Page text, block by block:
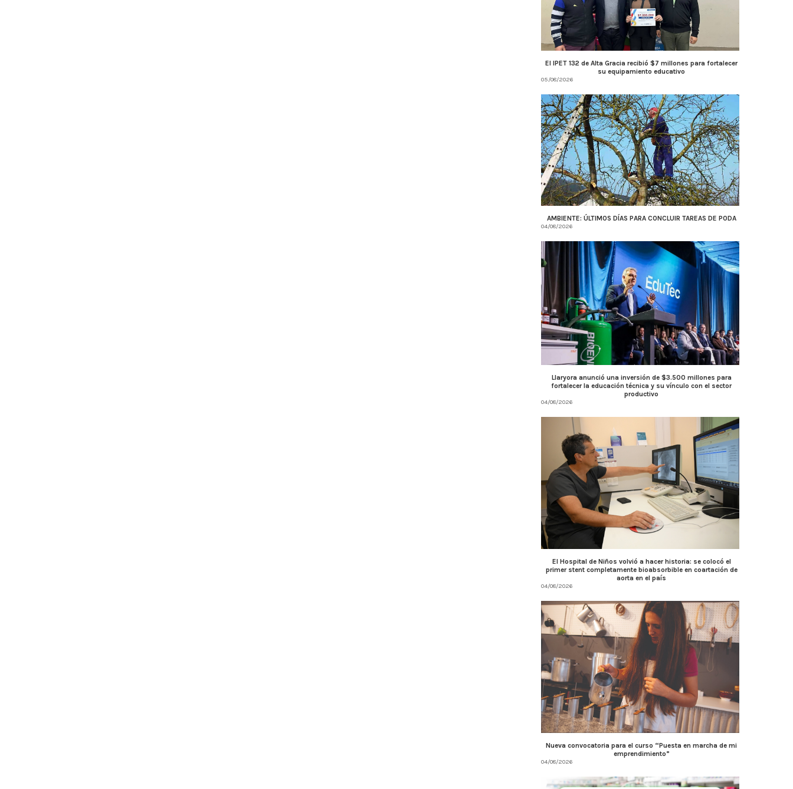
El IPET 132 de Alta Gracia recibió $7 millones para fortalecer
su equipamiento educativo
05/08/2026
AMBIENTE: ÚLTIMOS DÍAS PARA CONCLUIR TAREAS DE PODA
04/08/2026
Llaryora anunció una inversión de $3.500 millones para
fortalecer la educación técnica y su vínculo con el sector
productivo
04/08/2026
El Hospital de Niños volvió a hacer historia: se colocó el
primer stent completamente bioabsorbible en coartación de
aorta en el país
04/08/2026
Nueva convocatoria para el curso “Puesta en marcha de mi
emprendimiento”
04/08/2026